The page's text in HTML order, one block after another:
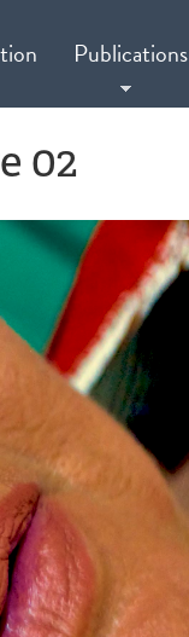
Publications
02